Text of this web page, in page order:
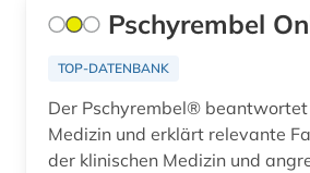
informationswissenschaft (1)
Pschyrembel
TOP-DATENBANK
Der Pschyrembel®
Medizin und erklärt relevante
der klinischen Medizin und